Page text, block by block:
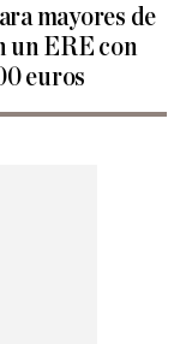
mayores de
un ERE con
euros